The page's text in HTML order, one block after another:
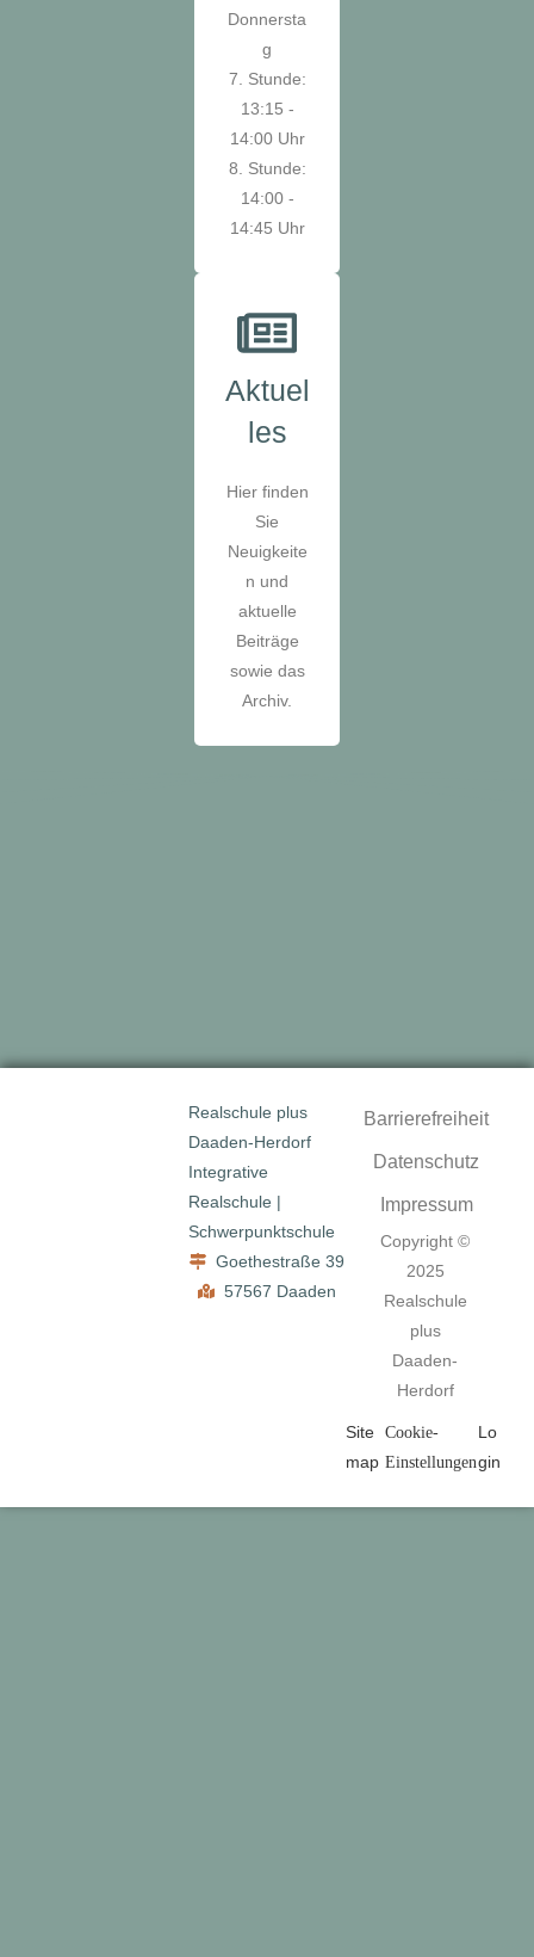
Donnersta
g
7. Stunde:
13:15 -
14:00 Uhr
8. Stunde:
14:00 -
14:45 Uhr
Aktuel
les
Hier finden
Sie
Neuigkeite
n und
aktuelle
Beiträge
sowie das
Archiv.
Realschule plus
Daaden-Herdorf
Integrative
Realschule |
Schwerpunktschule
Goethestraße 39
57567 Daaden
Barrierefreiheit
Datenschutz
Impressum
Copyright ©
2025
Realschule
plus
Daaden-
Herdorf
Site
map
Cookie-
Einstellungen
Lo
gin